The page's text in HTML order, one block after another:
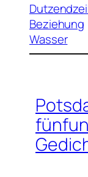
Beziehung
Wasser